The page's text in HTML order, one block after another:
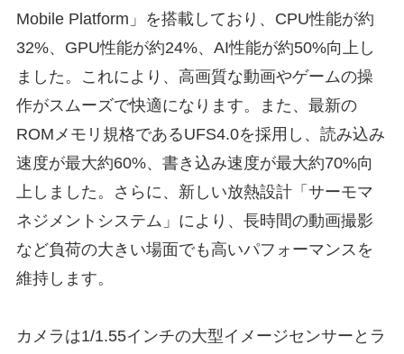
Mobile Platform」を搭載しており、CPU性能が約
32%、GPU性能が約24%、AI性能が約50%向上し
ました。これにより、高画質な動画やゲームの操
作がスムーズで快適になります。また、最新の
ROMメモリ規格であるUFS4.0を採用し、読み込み
速度が最大約60%、書き込み速度が最大約70%向
上しました。さらに、新しい放熱設計「サーモマ
ネジメントシステム」により、長時間の動画撮影
など負荷の大きい場面でも高いパフォーマンスを
維持します。
カメラは1/1.55インチの大型イメージセンサーとラ